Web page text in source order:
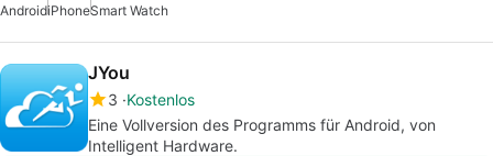
AndroidiPhoneSmart Watch
JYou
3 Kostenlos
Eine Vollversion des Programms für Android, von
Intelligent Hardware.